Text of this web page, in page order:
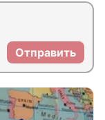
Отправить